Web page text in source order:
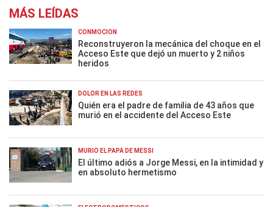
MÁS LEÍDAS
CONMOCIÓN
Reconstruyeron la mecánica del choque en el
Acceso Este que dejó un muerto y 2 niños
heridos
DOLOR EN LAS REDES
Quién era el padre de familia de 43 años que
murió en el accidente del Acceso Este
MURIÓ EL PAPÁ DE MESSI
El último adiós a Jorge Messi, en la intimidad y
en absoluto hermetismo